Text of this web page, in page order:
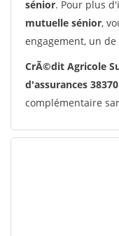
sénior. Pour plus
mutuelle sénior,
engagement, un
CrÃ©dit Agricole
d'assurances
complémentaire